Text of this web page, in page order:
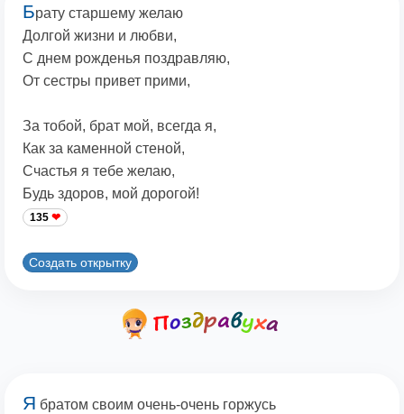
Брату старшему желаю
Долгой жизни и любви,
С днем рожденья поздравляю,
От сестры привет прими,
За тобой, брат мой, всегда я,
Как за каменной стеной,
Счастья я тебе желаю,
Будь здоров, мой дорогой!
135
Создать открытку
Я братом своим очень-очень горжусь